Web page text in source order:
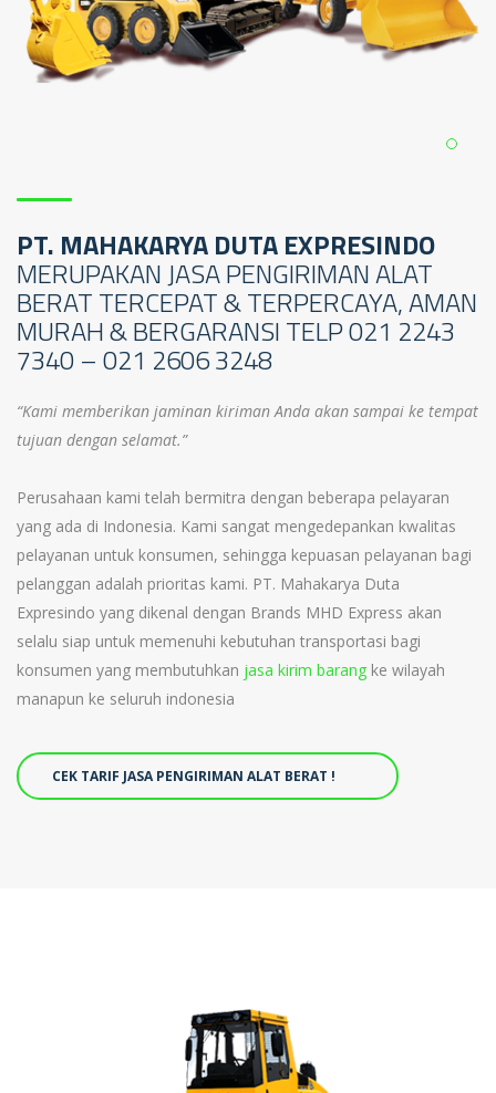
PT. MAHAKARYA DUTA EXPRESINDO
MERUPAKAN JASA PENGIRIMAN ALAT
BERAT TERCEPAT & TERPERCAYA, AMAN
MURAH & BERGARANSI TELP 021 2243
7340 – 021 2606 3248
“Kami memberikan jaminan kiriman Anda akan sampai ke tempat
tujuan dengan selamat.”
Perusahaan kami telah bermitra dengan beberapa pelayaran
yang ada di Indonesia. Kami sangat mengedepankan kwalitas
pelayanan untuk konsumen, sehingga kepuasan pelayanan bagi
pelanggan adalah prioritas kami. PT. Mahakarya Duta
Expresindo yang dikenal dengan Brands MHD Express akan
selalu siap untuk memenuhi kebutuhan transportasi bagi
konsumen yang membutuhkan jasa kirim barang ke wilayah
manapun ke seluruh indonesia
CEK TARIF JASA PENGIRIMAN ALAT BERAT !